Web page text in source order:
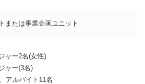
または事業企画ユニット
ャー2名(女性)
ャー(3名)
アルバイト11名